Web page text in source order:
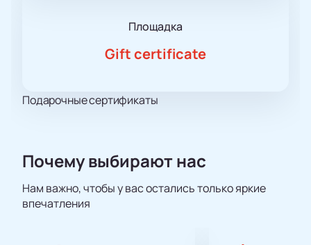
Площадка
Gift certificate
Подарочные сертификаты
Почему выбирают нас
Нам важно, чтобы у вас остались только яркие
впечатления